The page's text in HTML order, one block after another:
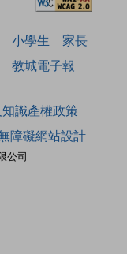
小學生
家長
教城電子報
公司
識產權政策
障礙網站設計